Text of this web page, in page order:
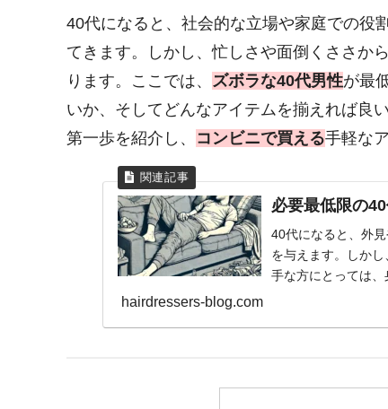
40代になると、社会的な立場や家庭での役
てきます。しかし、忙しさや面倒くささか
ります。ここでは、
ズボラな40代男性が最
いか、そしてどんなアイテムを揃えれば良
第一歩を紹介し、 コンビニで買える手軽な
必要最低限の
40代になると、外
を与えます。しか
手な方にとっては、
最低限のケア方法
hairdressers-blog.com